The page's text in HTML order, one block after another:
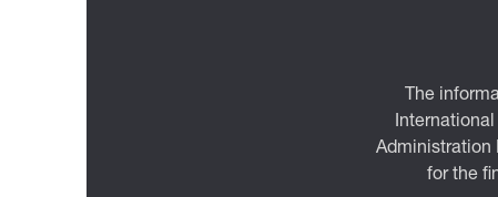
The
International
Administration
for the